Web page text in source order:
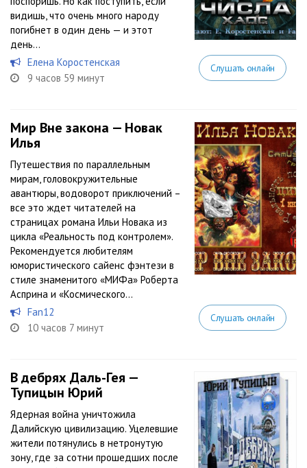
видишь, что очень много народу
погибнет в один день — и этот
день...
Елена Коростенская
9 часов 59 минут
Слушать онлайн
Мир Вне закона — Новак
Илья
Путешествия по параллельным
мирам, головокружительные
авантюры, водоворот приключений –
все это ждет читателей на
страницах романа Ильи Новака из
цикла «Реальность под контролем».
Рекомендуется любителям
юмористического сайенс фэнтези в
стиле знаменитого «МИФа» Роберта
Асприна и «Космического...
Fan12
10 часов 7 минут
Слушать онлайн
В дебрях Даль-Гея —
Тупицын Юрий
Ядерная война уничтожила
Далийскую цивилизацию. Уцелевшие
жители потянулись в нетронутую
зону, где за сотни прошедших после